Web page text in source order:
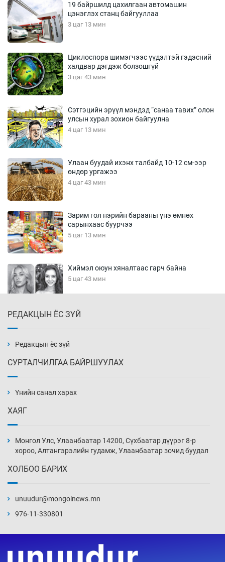
19 байршилд цахилгаан автомашин
цэнэглэх станц байгууллаа
3 цаг 13 мин
Циклоспора шимэгчээс үүдэлтэй гэдэсний
халдвар дэгдэж болзошгүй
3 цаг 43 мин
Сэтгэцийн эрүүл мэндэд “санаа тавих” олон
улсын хурал зохион байгуулна
4 цаг 13 мин
Улаан буудай ихэнх талбайд 10-12 см-ээр
өндөр ургажээ
4 цаг 43 мин
Зарим гол нэрийн барааны үнэ өмнөх
сарынхаас буурчээ
5 цаг 13 мин
Хиймэл оюун хяналтаас гарч байна
5 цаг 43 мин
6 цаг 13 мин
нэмэгджээ
6 цаг 43 мин
7 цаг 13 мин
7 цаг 43 мин
РЕДАКЦЫН ЁС ЗҮЙ
Редакцын ёс зүй
СУРТАЛЧИЛГАА БАЙРШУУЛАХ
Үнийн санал харах
ХАЯГ
Монгол Улс, Улаанбаатар 14200, Сүхбаатар дүүрэг 8-р
хороо, Алтангэрэлийн гудамж, Улаанбаатар зочид буудал
ХОЛБОО БАРИХ
unuudur@mongolnews.mn
976-11-330801